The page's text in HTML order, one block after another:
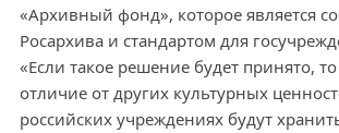
«Архивный фонд», которое является
Росархива и стандартом для
«Если такое решение будет принято,
отличие от других культурных
российских учреждениях будут